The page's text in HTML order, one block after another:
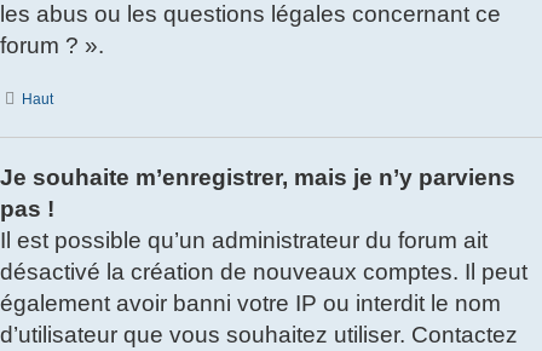
les abus ou les questions légales concernant ce
forum ? ».
Haut
Je souhaite m’enregistrer, mais je n’y parviens
pas !
Il est possible qu’un administrateur du forum ait
désactivé la création de nouveaux comptes. Il peut
également avoir banni votre IP ou interdit le nom
d’utilisateur que vous souhaitez utiliser. Contactez